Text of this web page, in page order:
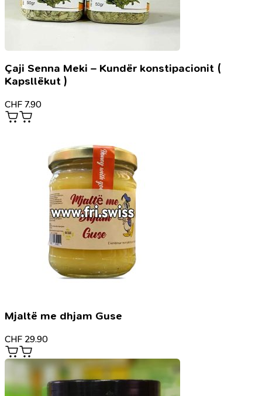
Çaji Senna Meki – Kundër konstipacionit (
Kapsllëkut )
CHF 7.90
Mjaltë me dhjam Guse
CHF 29.90